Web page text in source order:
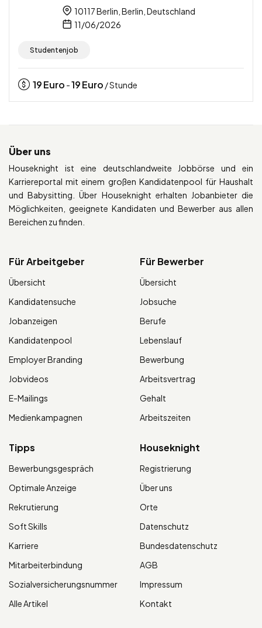
10117 Berlin, Berlin, Deutschland
11/06/2026
Studentenjob
19Euro -19Euro / Stunde
Über uns
Houseknight ist eine deutschlandweite Jobbörse und ein
Karriereportal mit einem großen Kandidatenpool für Haushalt
und Babysitting. Über Houseknight erhalten Jobanbieter die
Möglichkeiten, geeignete Kandidaten und Bewerber aus allen
Bereichen zu finden.
Für Arbeitgeber
Übersicht
Kandidatensuche
Jobanzeigen
Kandidatenpool
Employer Branding
Jobvideos
E-Mailings
Medienkampagnen
Für Bewerber
Übersicht
Jobsuche
Berufe
Lebenslauf
Bewerbung
Arbeitsvertrag
Gehalt
Arbeitszeiten
Tipps
Bewerbungsgespräch
Optimale Anzeige
Rekrutierung
Soft Skills
Karriere
Mitarbeiterbindung
Sozialversicherungsnummer
Alle Artikel
Houseknight
Registrierung
Über uns
Orte
Datenschutz
Bundesdatenschutz
AGB
Impressum
Kontakt